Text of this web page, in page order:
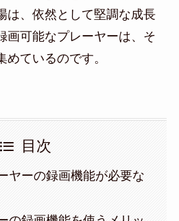
は、依然として堅調な成長
画可能なプレーヤーは、そ
ているのです。
目次
ヤーの録画機能が必要な